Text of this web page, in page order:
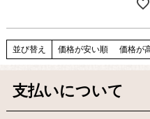
並び替え 価格が安い順 価格が
支払いについて